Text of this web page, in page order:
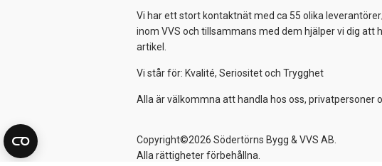
Vi har ett stort kontaktnät med ca 55 olika
inom VVS och tillsammans med dem hjälper vi dig att
artikel.
Vi står för: Kvalité, Seriositet och Trygghet
Alla är välkommna att handla hos oss, privatpersoner
Copyright©2026 Södertörns Bygg & VVS AB.
Alla rättigheter förbehållna.